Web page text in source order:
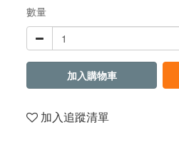
數量
加入購物車
加入追蹤清單